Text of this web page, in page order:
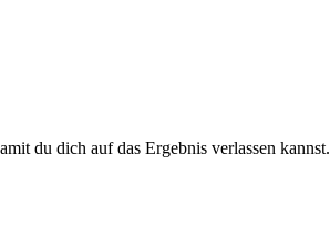
du dich auf das Ergebnis verlassen kannst.